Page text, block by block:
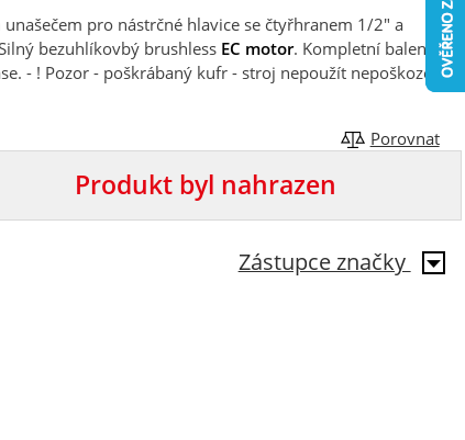
pro nástrčné hlavice se čtyřhranem 1/2" a
bezuhlíkovbý brushless EC motor. Kompletní balení s
- ! Pozor - poškrábaný kufr - stroj nepoužít nepoškozen !
Porovnat
Produkt byl nahrazen
Zástupce značky